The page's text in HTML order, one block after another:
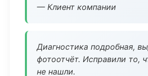
— Клиент компании
Диагностика подробная,
фотоотчёт. Исправили то,
не нашли.